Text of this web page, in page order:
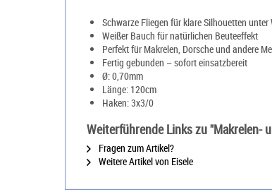
Schwarze Fliegen für klare Silhouetten unter
Weißer Bauch für natürlichen Beuteeffekt
Perfekt für Makrelen, Dorsche und andere
Fertig gebunden – sofort einsatzbereit
Ø: 0,70mm
Länge: 120cm
Haken: 3x3/0
Weiterführende Links zu "Makrelen-
Fragen zum Artikel?
Weitere Artikel von Eisele